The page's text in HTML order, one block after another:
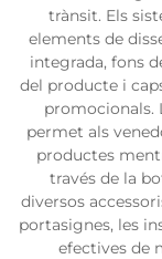
trànsit. Els
elements de
integrada, fons
del producte i
promocionals.
permet als
productes
través de la
diversos
portasignes, les
efectives de